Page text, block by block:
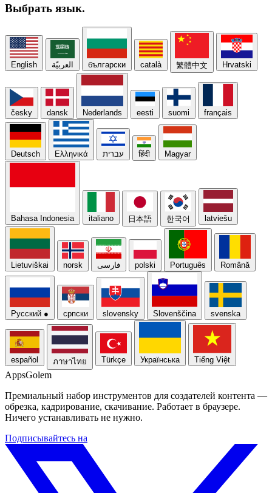
Выбрать язык.
English العربيّة български català 繁體中文 Hrvatski
česky dansk Nederlands eesti suomi français
Deutsch Ελληνικά עברית हिंदी Magyar
Bahasa Indonesia italiano 日本語 한국어 latviešu
Lietuviškai norsk فارسی polski Português Română
Русский ● српски slovensky Slovenščina svenska
español ภาษาไทย Türkçe Українська Tiếng Việt
AppsGolem
Премиальный набор инструментов для создателей контента —
обрезка, кадрирование, скачивание. Работает в браузере.
Ничего устанавливать не нужно.
Подписывайтесь на